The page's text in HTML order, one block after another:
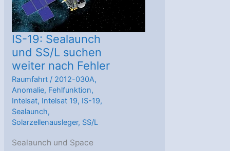
IS-19: Sealaunch
und SS/L suchen
weiter nach Fehler
Raumfahrt / 2012-030A,
Anomalie, Fehlfunktion,
Intelsat, Intelsat 19, IS-19,
Sealaunch,
Solarzellenausleger, SS/L
Sealaunch und Space